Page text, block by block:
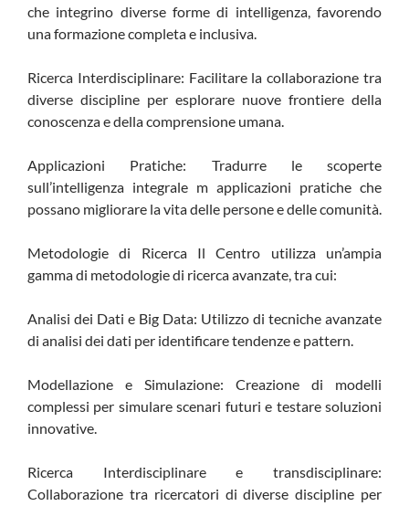
che integrino diverse forme di intelligenza, favorendo
una formazione completa e inclusiva.
Ricerca Interdisciplinare: Facilitare la collaborazione tra
diverse discipline per esplorare nuove frontiere della
conoscenza e della comprensione umana.
Applicazioni Pratiche: Tradurre le scoperte
sull’intelligenza integrale m applicazioni pratiche che
possano migliorare la vita delle persone e delle comunità.
Metodologie di Ricerca Il Centro utilizza un’ampia
gamma di metodologie di ricerca avanzate, tra cui:
Analisi dei Dati e Big Data: Utilizzo di tecniche avanzate
di analisi dei dati per identificare tendenze e pattern.
Modellazione e Simulazione: Creazione di modelli
complessi per simulare scenari futuri e testare soluzioni
innovative.
Ricerca Interdisciplinare e transdisciplinare:
Collaborazione tra ricercatori di diverse discipline per